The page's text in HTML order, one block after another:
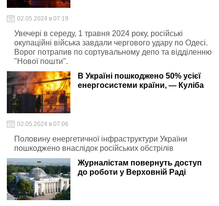
02.05.2024 в 07:19
Увечері в середу, 1 травня 2024 року, російські
окупаційні війська завдали чергового удару по Одесі.
Ворог потрапив по сортувальному депо та відділенню
"Нової пошти".
В Україні пошкоджено 50% усієї
енергосистеми країни, — Куліба
02.05.2024 в 07:06
Половину енергетичної інфраструктури України
пошкоджено внаслідок російських обстрілів
Журналістам повернуть доступ
до роботи у Верховній Раді